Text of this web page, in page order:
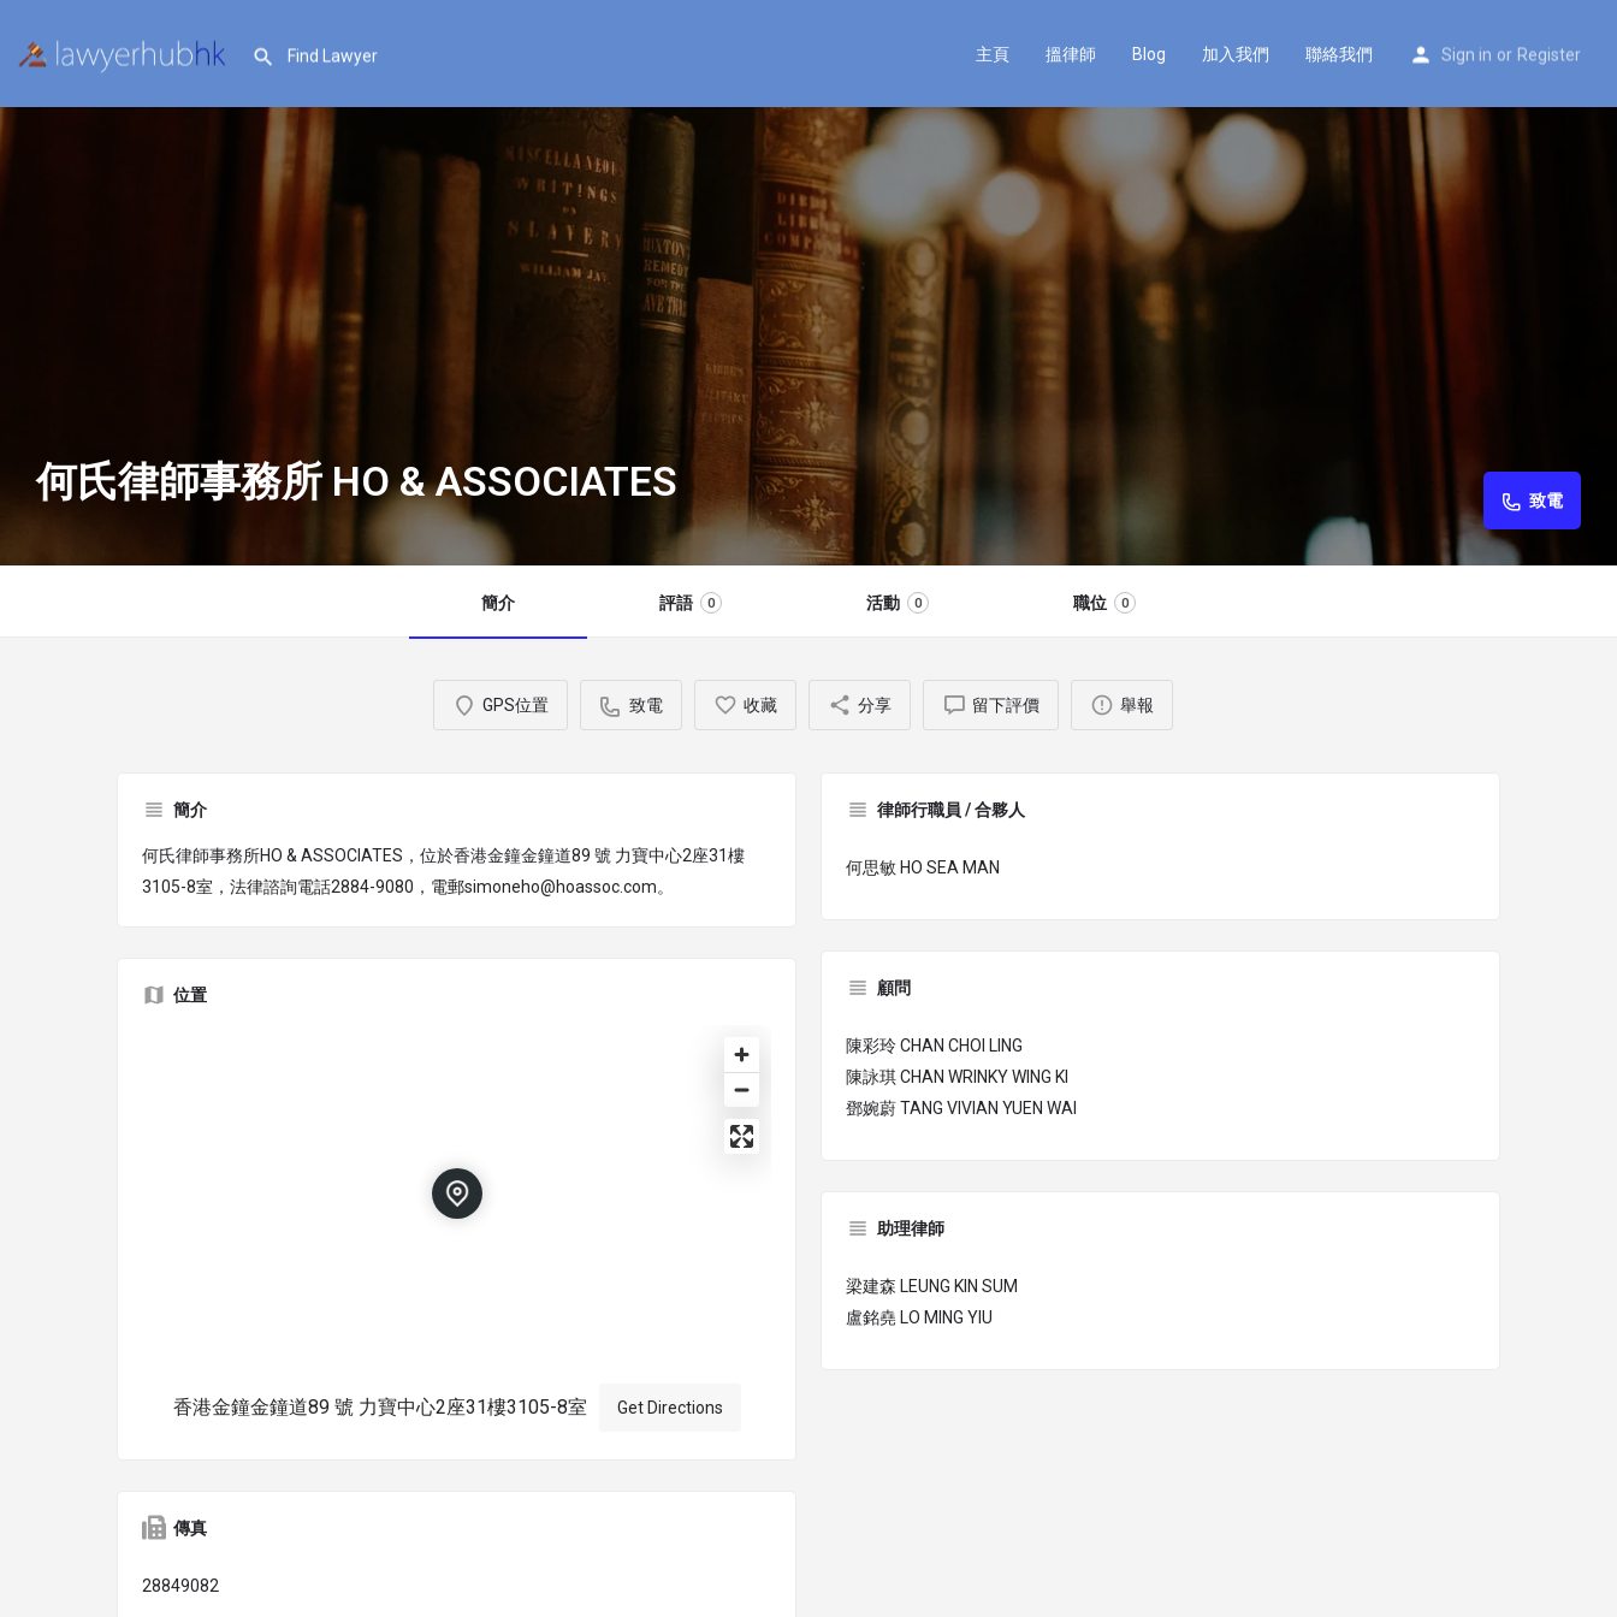
主頁 搵律師 Blog 加入我們 聯絡我們 Sign in or Register
何氏律師事務所 HO & ASSOCIATES 致電
簡介 評語 0 活動 0 職位 0
GPS位置 致電 收藏 分享 留下評價 舉報
簡介
何氏律師事務所HO & ASSOCIATES，位於香港金鐘金鐘道89 號 力寶中心2座31樓
3105-8室，法律諮詢電話2884-9080，電郵simoneho@hoassoc.com。
位置
香港金鐘金鐘道89 號 力寶中心2座31樓3105-8室 Get Directions
傳真
28849082
律師行職員 / 合夥人
何思敏 HO SEA MAN
顧問
陳彩玲 CHAN CHOI LING
陳詠琪 CHAN WRINKY WING KI
鄧婉蔚 TANG VIVIAN YUEN WAI
助理律師
梁建森 LEUNG KIN SUM
盧銘堯 LO MING YIU